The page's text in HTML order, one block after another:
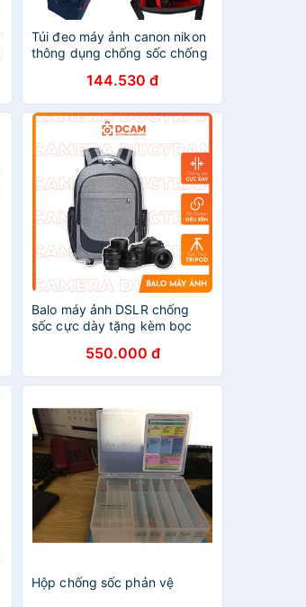
Túi đeo máy ảnh canon nikon
thông dụng chống sốc chống
144.530 đ
Balo máy ảnh DSLR chống
sốc cực dày tặng kèm bọc
550.000 đ
Hộp chống sốc phản vệ